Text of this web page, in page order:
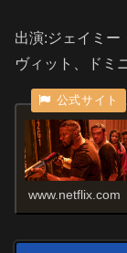
出演:ジェイミー
ヴィット、ドミ
www.netflix.com